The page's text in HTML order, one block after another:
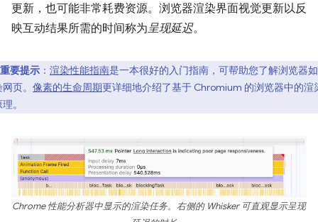
更新，也可能非常耗费资源。浏览器渲染界面视觉更新以反
映互动结果所需的时间称为呈现延迟。
重要提示 ： 渲染性能指南是一本很好的入门指南，可帮助您了解浏览器
页。 像素的生命周期更详细地介绍了基于 Chromium 的浏览器中的渲
。
Chrome 性能分析器中显示的渲染任务。右侧的 Whisker 可直观显示呈现